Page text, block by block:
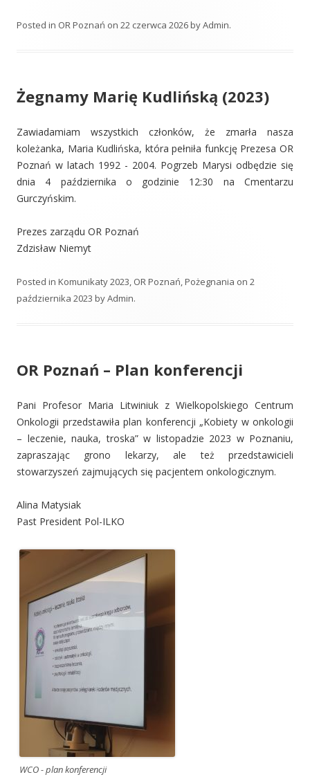
Posted in OR Poznań on 22 czerwca 2026byAdmin.
Żegnamy Marię Kudlińską (2023)
Zawiadamiam wszystkich członków, że zmarła nasza
koleżanka, Maria Kudlińska, która pełniła funkcję Prezesa OR
Poznań w latach 1992 - 2004. Pogrzeb Marysi odbędzie się
dnia 4 października o godzinie 12:30 na Cmentarzu
Gurczyńskim.
Prezes zarządu OR Poznań
Zdzisław Niemyt
Posted in Komunikaty 2023, OR Poznań,Pożegnania on 2
października 2023 byAdmin.
OR Poznań – Plan konferencji
Pani Profesor Maria Litwiniuk z Wielkopolskiego Centrum
Onkologii przedstawiła plan konferencji „Kobiety w onkologii
– leczenie, nauka, troska” w listopadzie 2023 w Poznaniu,
zapraszając grono lekarzy, ale też przedstawicieli
stowarzyszeń zajmujących się pacjentem onkologicznym.
Alina Matysiak
Past President Pol-ILKO
WCO - plan konferencji